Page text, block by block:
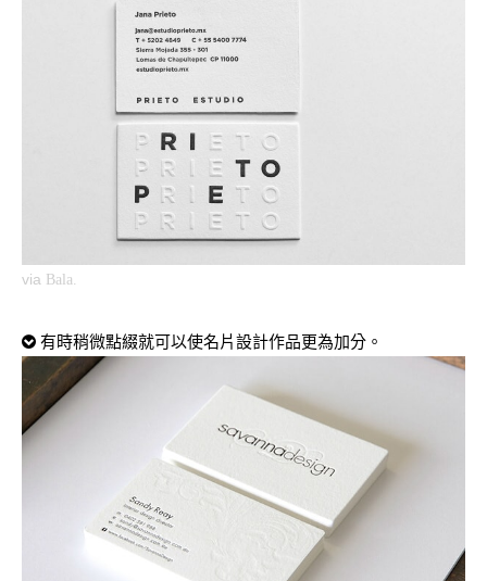
via Bala.
有時稍微點綴就可以使名片設計作品更為加分。